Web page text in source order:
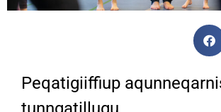
Peqatigiiffiup